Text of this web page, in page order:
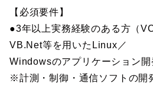
【必須要件】
●3年以上実務経験のある方（
VB.Net等を用いたLinux／
Windowsのアプリケーション開
※計測・制御・通信ソフトの開